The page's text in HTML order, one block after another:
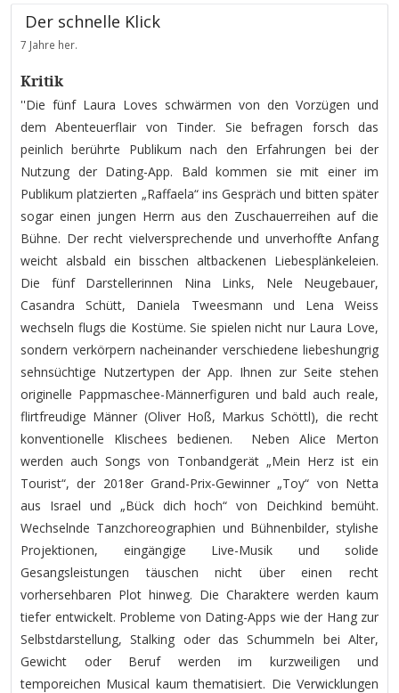
Der schnelle Klick
7 Jahre her.
Kritik
''Die fünf Laura Loves schwärmen von den Vorzügen und
dem Abenteuerflair von Tinder. Sie befragen forsch das
peinlich berührte Publikum nach den Erfahrungen bei der
Nutzung der Dating-App. Bald kommen sie mit einer im
Publikum platzierten „Raffaela“ ins Gespräch und bitten später
sogar einen jungen Herrn aus den Zuschauerreihen auf die
Bühne. Der recht vielversprechende und unverhoffte Anfang
weicht alsbald ein bisschen altbackenen Liebesplänkeleien.
Die fünf Darstellerinnen Nina Links, Nele Neugebauer,
Casandra Schütt, Daniela Tweesmann und Lena Weiss
wechseln flugs die Kostüme. Sie spielen nicht nur Laura Love,
sondern verkörpern nacheinander verschiedene liebeshungrig
sehnsüchtige Nutzertypen der App. Ihnen zur Seite stehen
originelle Pappmaschee-Männerfiguren und bald auch reale,
flirtfreudige Männer (Oliver Hoß, Markus Schöttl), die recht
konventionelle Klischees bedienen. Neben Alice Merton
werden auch Songs von Tonbandgerät „Mein Herz ist ein
Tourist“, der 2018er Grand-Prix-Gewinner „Toy“ von Netta
aus Israel und „Bück dich hoch“ von Deichkind bemüht.
Wechselnde Tanzchoreographien und Bühnenbilder, stylishe
Projektionen, eingängige Live-Musik und solide
Gesangsleistungen täuschen nicht über einen recht
vorhersehbaren Plot hinweg. Die Charaktere werden kaum
tiefer entwickelt. Probleme von Dating-Apps wie der Hang zur
Selbstdarstellung, Stalking oder das Schummeln bei Alter,
Gewicht oder Beruf werden im kurzweiligen und
temporeichen Musical kaum thematisiert. Die Verwicklungen